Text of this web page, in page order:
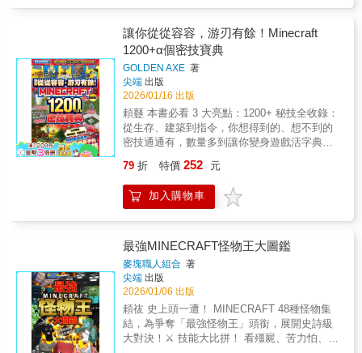
新的超吸睛場景！包括神祕凶險的「地下都
的「冰雪生態域」，以及矗立於空中的「巨大
時計塔」與「天文台」，讓視覺豐富度與新鮮
感大幅躍升。 • 更有深度、融入指令概念的多
元「機關玩法」 前作多為收集特定道具過關，
而本作的迷宮規則更加刁鑽有趣！玩家必須利
用地獄的「終界使者方塊傳送」規則進行空間
跳躍、在海底神殿「依循氣泡維持呼吸次
數」、甚至要挑戰「不能連續經過素材點」與
策略性更具挑戰。 • 高難度的終局「推理決
戰」與雙書連動 本作在故事尾聲加入了前作所
沒有的「推理要素」！玩家必須根據史提夫的
「證言」進行邏輯刪去法，在眾多幻影中揪出
真實的「幻術師」。此外，本書首度規劃了
「系列連動問題」，可與同步上市的《腦力大
激盪！Minecraft大找碴 潛能激發版》互相對照
解謎，帶給讀者成雙的遊玩樂趣！
案！我們把整個麥塊世界的怪物和物品通通放
進這本書裡了，內容多到讓你翻到手軟，資訊
豐富到讓你變成朋友眼中的「麥塊活字典」！
📖 看看這本書的內容有多誇張陸海空生物大會
師：想找可愛的？這裡有會幫你撿東西的「亞
萊」和愛吃竹子的「熊貓」；想找恐怖的？我
們會解析會穿牆的「惱鬼」和在深淵沉睡的
「循聲守衛」；甚至連要在特殊條件下才能召
喚的「銅魔像」和「鐵魔像」也都有專屬介
紹！ 神裝與道具的百寶箱： 書中詳細列出各種
力」數據都幫你整理成表；更別說還有各種顏
色的「組合包」、「挽具」以及多達 8 種音色
的「山羊角」，保證讓你看到眼花撩亂！藥水
的「滯留型傷害藥水」，書裡列出了幾十種藥
水配方，讓你變成最強的釀造大師；甚至連最
神祕的「試煉鑰匙」和「不祥試煉鑰匙」該去
哪裡找，書裡都具體舉例告訴你！ 新舊版本一
次滿足： 我們不只介紹現在大家都在玩的內
容，連平常很難遇到的「骷髏馬」、甚至要在
「蒼白之園」移開視線才會動的「闇樹生物」
讓你從從容容，游刃有餘！Minecraft
1200+α個密技寶典
GOLDEN AXE 著
尖端 出版
2026/01/16 出版
頼鼟 本書必看 3 大亮點：1200+ 秘技全收錄：
從生存、建築到指令，你想得到的、想不到的
密技通通有，數量多到讓你變身遊戲活字典！
終界龍復活？甚至連「複製鑽石」這種傳說級
技巧都大公開！超酷黑科技大集合：教你蓋出
自動烤雞機、隱藏密碼門，連「把怪物變豬」
者們！還在煩惱遇到苦力怕只能落荒而逃，或
是蓋房子蓋到一半水流得亂七八糟嗎？這本
《讓你從從容容，游刃有餘！Minecraft
1200+α個密技寶典》就是為你量身打造的祕
笈！它不只教你最基礎的合成，更收集了全世
界高端玩家都在用的「隱藏神技」。讀完這
本，保證連老玩家看到你的操作都會驚訝到掉
下巴，大喊：「原來還能這樣玩！」頽鴥 具體
79 折 特價 252 元
加入購物車
最強MINECRAFT怪物王大圖鑑
麥塊職人組合 著
尖端 出版
2026/01/06 出版
頼鿆 史上頭一遭！ MINECRAFT 48種怪物集
結，為爭奪「最強怪物王」頭銜，展開史詩級
大對決！⚔️ 技能大比拼！ 看殭屍、苦力怕、終